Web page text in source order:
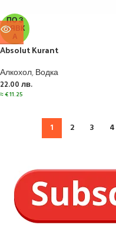
ПО З
АЯВК
А
Absolut Kurant
Алкохол,Водка
22.00 лв.
≈€11.25
1 2 3 4